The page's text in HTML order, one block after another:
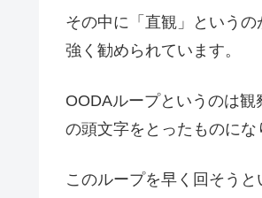
その中に「直観」という
強く勧められています。
OODAループというのは
の頭文字をとったものにな
このループを早く回そう